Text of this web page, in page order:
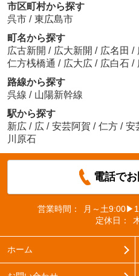
市区町村から探す
呉市 / 東広島市
町名から探す
広古新開 / 広大新開 / 広名田 /
仁方桟橋通 / 広大広 / 広白石 /
路線から探す
呉線 / 山陽新幹線
駅から探す
新広 / 広 / 安芸阿賀 / 仁方 / 安
川原石
電話で
営業時間：
月～土
定休日：
ホーム